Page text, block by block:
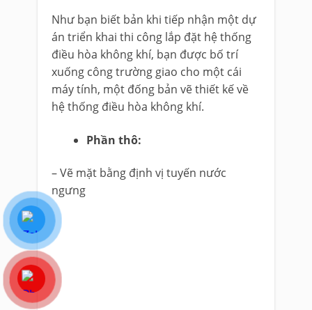
Như bạn biết bản khi tiếp nhận một dự
án triển khai thi công lắp đặt hệ thống
điều hòa không khí, bạn được bố trí
xuống công trường giao cho một cái
máy tính, một đống bản vẽ thiết kế về
hệ thống điều hòa không khí.
Phần thô:
– Vẽ mặt bằng định vị tuyến nước
ngưng